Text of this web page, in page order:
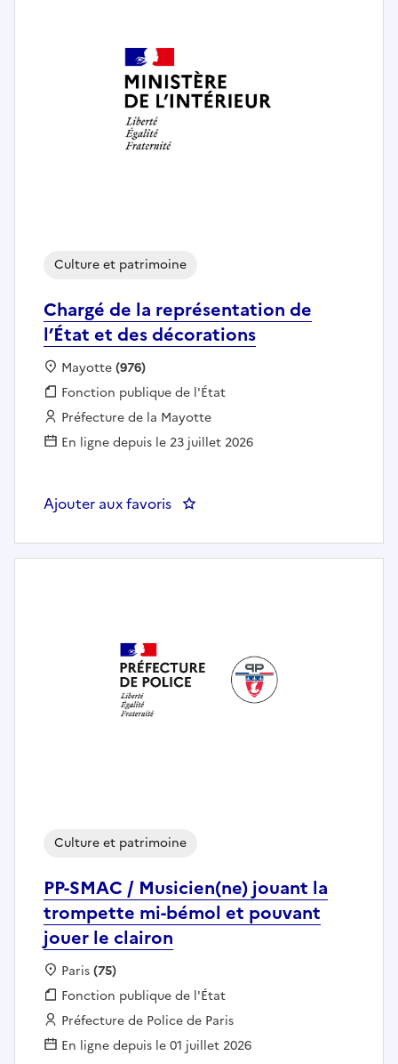
Chargé de la représentation de
l’État et des décorations
Culture et patrimoine
Localisation :
Mayotte(976)
Fonction publique :
Fonction publique de l'État
Employeur :
Préfecture de la Mayotte
En ligne depuis le 23 juillet 2026
Ajouter aux favoris : Chargé de la représentation
PP-SMAC / Musicien(ne) jouant la
trompette mi-bémol et pouvant
jouer le clairon
Culture et patrimoine
Localisation :
Paris(75)
Fonction publique :
Fonction publique de l'État
Employeur :
Préfecture de Police de Paris
En ligne depuis le 01 juillet 2026